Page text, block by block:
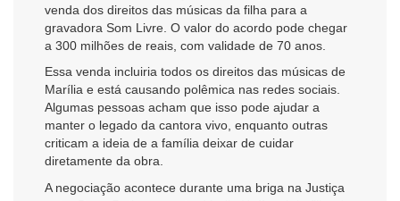
venda dos direitos das músicas da filha para a
gravadora Som Livre. O valor do acordo pode chegar
a 300 milhões de reais, com validade de 70 anos.
Essa venda incluiria todos os direitos das músicas de
Marília e está causando polêmica nas redes sociais.
Algumas pessoas acham que isso pode ajudar a
manter o legado da cantora vivo, enquanto outras
criticam a ideia de a família deixar de cuidar
diretamente da obra.
A negociação acontece durante uma briga na Justiça